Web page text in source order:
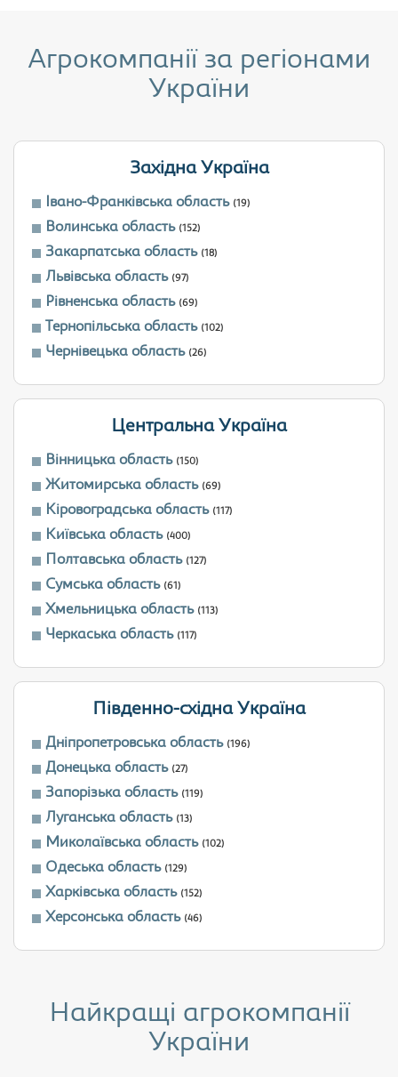
Агрокомпанії за регіонами
України
Західна Україна
Івано-Франківська область (19)
Волинська область (152)
Закарпатська область (18)
Львівська область (97)
Рівненська область (69)
Тернопільська область (102)
Чернівецька область (26)
Центральна Україна
Вінницька область (150)
Житомирська область (69)
Кіровоградська область (117)
Київська область (400)
Полтавська область (127)
Сумська область (61)
Хмельницька область (113)
Черкаська область (117)
Південно-східна Україна
Дніпропетровська область (196)
Донецька область (27)
Запорізька область (119)
Луганська область (13)
Миколаївська область (102)
Одеська область (129)
Харківська область (152)
Херсонська область (46)
Найкращі агрокомпанії
України